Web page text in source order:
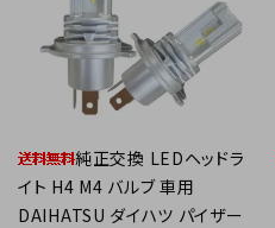
純正交換 LEDヘッドラ
イト H4 M4 バルブ 車用
DAIHATSU ダイハツ パイザー